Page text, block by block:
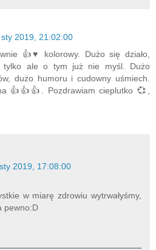
2019, 21:02:00
👍♥️ kolorowy. Dużo się działo,
tylko ale o tym już nie myśl. Dużo
dużo humoru i cudowny uśmiech.
👍👍👍. Pozdrawiam cieplutko 💞,
2019, 17:08:00
w miarę zdrowiu wytrwałyśmy,
pewno:D